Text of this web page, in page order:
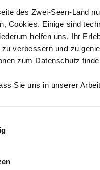
des Zwei-Seen-Land
Cookies. Einige sind
helfen uns, Ihr
verbessern und zu
zum Datenschutz
Sie uns in unserer